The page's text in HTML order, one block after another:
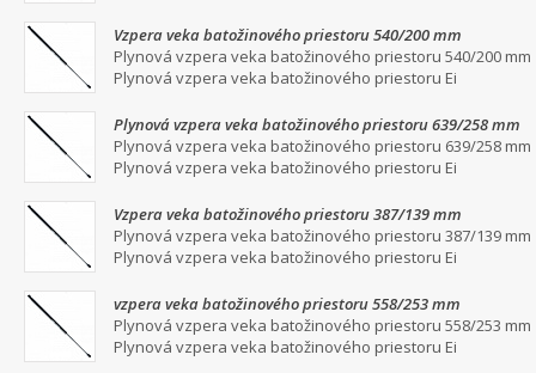
Vzpera veka batožinového priestoru 540/200 mm
Plynová vzpera veka batožinového priestoru 540/200 mm
Plynová vzpera veka batožinového priestoru Ei
Plynová vzpera veka batožinového priestoru 639/258 mm
Plynová vzpera veka batožinového priestoru 639/258 mm
Plynová vzpera veka batožinového priestoru Ei
Vzpera veka batožinového priestoru 387/139 mm
Plynová vzpera veka batožinového priestoru 387/139 mm
Plynová vzpera veka batožinového priestoru Ei
vzpera veka batožinového priestoru 558/253 mm
Plynová vzpera veka batožinového priestoru 558/253 mm
Plynová vzpera veka batožinového priestoru Ei